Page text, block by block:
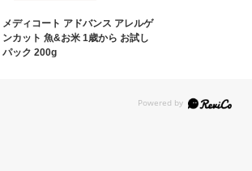
メディコート アドバンス アレルゲ
ンカット 魚&お米 1歳から お試し
パック 200g